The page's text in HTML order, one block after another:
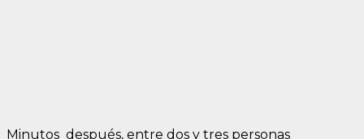
Minutos después, entre dos y tres personas